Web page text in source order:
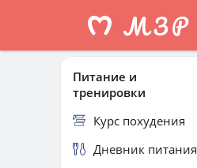
Питание и
тренировки
Курс похудения
Дневник питания